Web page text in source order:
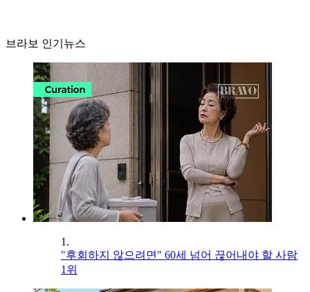
브라보 인기뉴스
1.
"후회하지 않으려면" 60세 넘어 끊어내야 할 사람
1위